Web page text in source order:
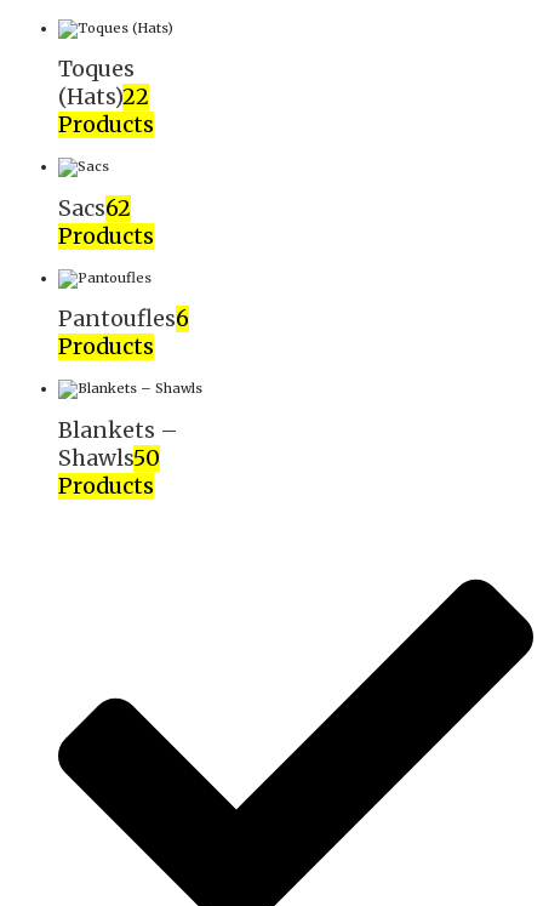
Toques
(Hats)22
Products
Sacs62
Products
Pantoufles6
Products
Blankets –
Shawls50
Products